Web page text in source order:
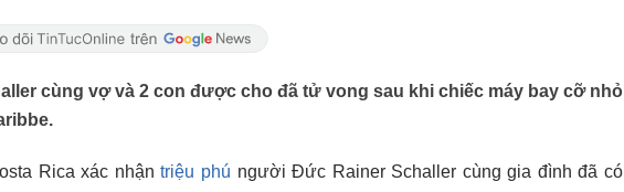
cùng vợ và 2 con được cho đã tử vong sau khi chiếc máy bay cỡ nhỏ
Rica xác nhậntriệu phú người Đức Rainer Schaller cùng gia đình đã có